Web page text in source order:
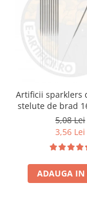
Artificii sparklers
stelute de brad
10 buc
5,08 Lei
3,56 Lei
ADAUGA IN